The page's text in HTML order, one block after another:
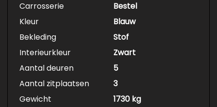
Carrosserie
Bestel
Kleur
Blauw
Bekleding
Stof
Interieurkleur
Zwart
Aantal deuren
5
Aantal zitplaatsen
3
Gewicht
1730 kg